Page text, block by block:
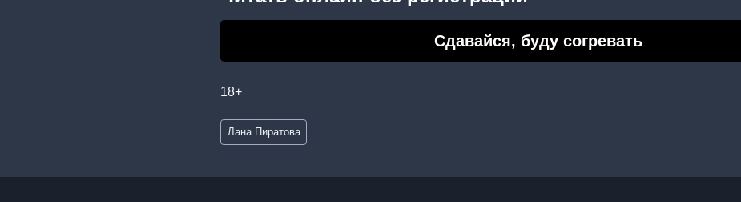
Сдавайся, буду согревать
18+
Метки
записи:
Лана Пиратова